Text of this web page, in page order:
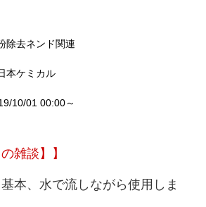
除去ネンド関連
本ケミカル
10/01 00:00～
雑談】 】
基本、水で流しながら使用しま